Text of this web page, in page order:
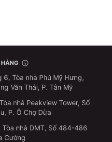
6, Tòa nhà Phú Mỹ Hưng,
Văn Thái, P. Tân Mỹ
nhà Peakview Tower, Số
P. Ô Chợ Dừa
Tòa nhà DMT, Số 484-486
Cường